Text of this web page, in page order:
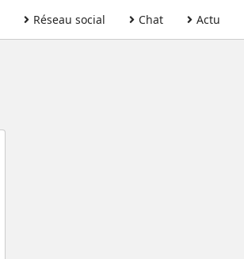
Réseau social Chat Actu